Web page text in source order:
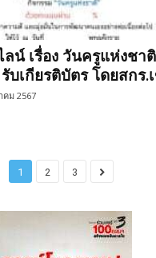
น์ เรื่อง วันครูแห่งชา
บเกียรติบัตร โดยสกร.
คม 2567
1 2 3